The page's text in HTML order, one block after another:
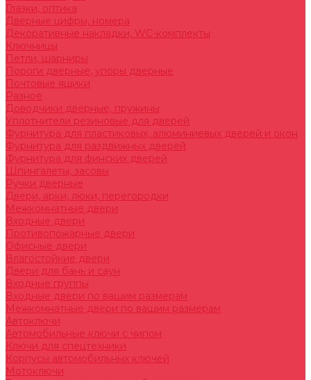
Глазки, оптика
Дверные цифры, номера
Декоративные накладки, WC-комплекты
Ключницы
Петли, шарниры
Пороги дверные, упоры дверные
Почтовые ящики
Разное
Доводчики дверные, пружины
Уплотнители резиновые для дверей
Фурнитура для пластиковых, алюминиевых дверей и окон
Фурнитура для раздвижных дверей
Фурнитура для финских дверей
Шпингалеты, засовы
Ручки дверные
Двери, арки, люки, перегородки
Межкомнатные двери
Входные двери
Противопожарные двери
Офисные двери
Влагостойкие двери
Двери для бань и саун
Входные группы
Входные двери по вашим размерам
Межкомнатные двери по вашим размерам
Автоключи
Автомобильные ключи с чипом
Ключи для спецтехники
Корпусы автомобильных ключей
Мотоключи